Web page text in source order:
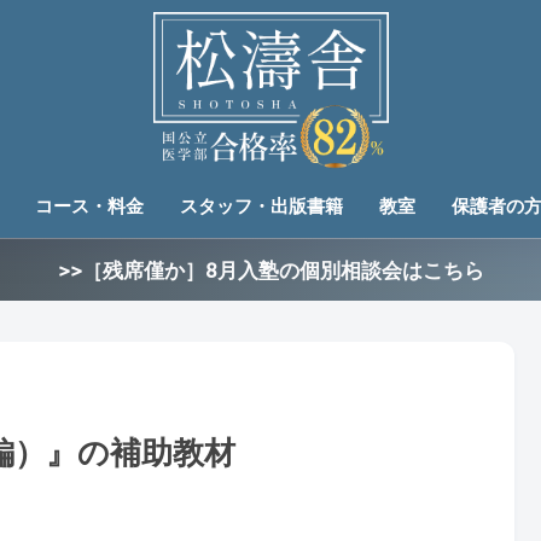
コース・料金 スタッフ・出版書籍 教室 保護者の
>>［残席僅か］8月入塾の個別相談会はこちら
）』の補助教材